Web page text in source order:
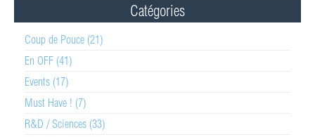
Catégories
Coup de Pouce (21)
En OFF (41)
Events (17)
Must Have ! (7)
R&D / Sciences (33)